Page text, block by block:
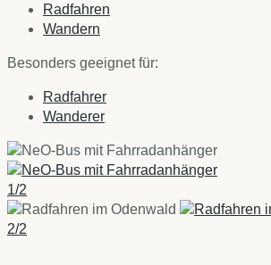
Radfahren
Wandern
Besonders geeignet für:
Radfahrer
Wanderer
1/2
2/2